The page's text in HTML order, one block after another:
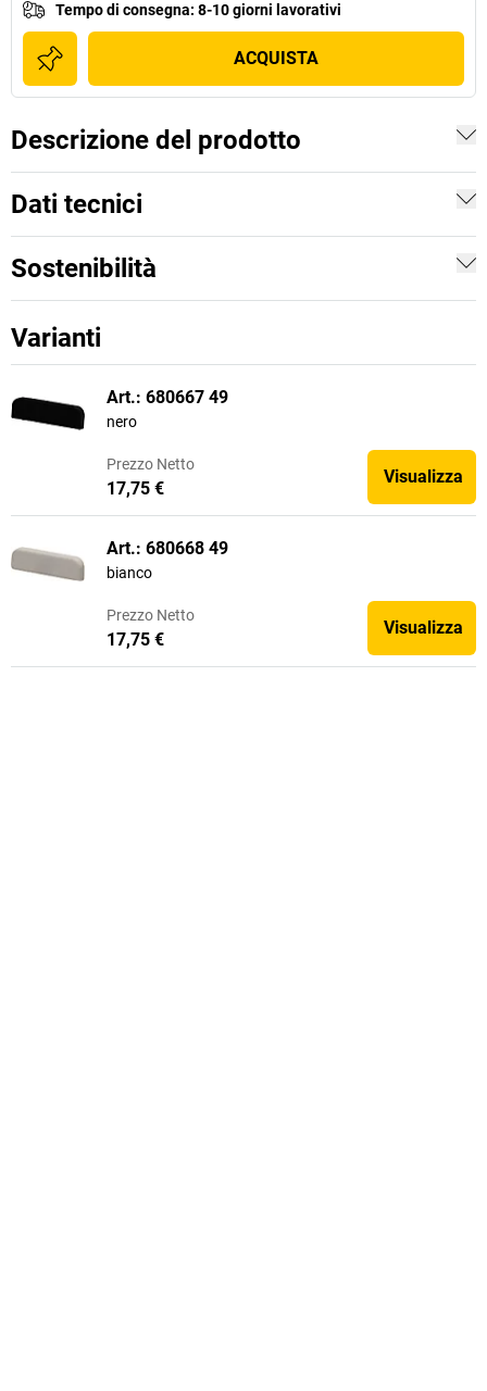
Tempo di consegna: 8-10 giorni lavorativi
ACQUISTA
Descrizione del prodotto
Dati tecnici
Sostenibilità
Varianti
Art.: 680667 49
nero
Prezzo Netto
17,75 €
Visualizza
Art.: 680668 49
bianco
Prezzo Netto
17,75 €
Visualizza